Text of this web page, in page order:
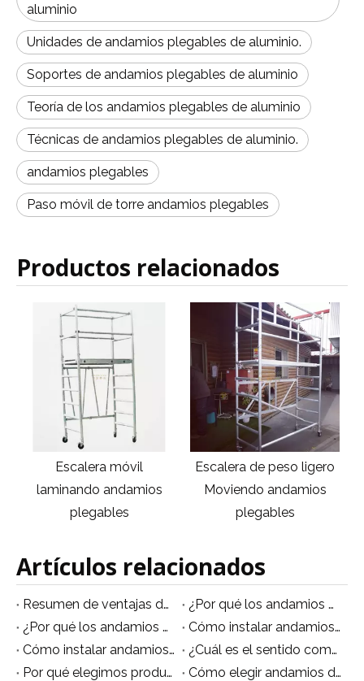
aluminio
Unidades de andamios plegables de aluminio.
Soportes de andamios plegables de aluminio
Teoría de los andamios plegables de aluminio
Técnicas de andamios plegables de aluminio.
andamios plegables
Paso móvil de torre andamios plegables
Productos relacionados
Escalera de peso ligero
Moviendo andamios
plegables
Tablero de madera
escalera móvil andamios
plegables
Artículos relacionados
Resumen de ventajas del andamio móvil de aluminio
¿Por qué los andamios de aluminio son multifuncionales?
¿Por qué los andamios de aluminio se están volviendo populares?
Cómo instalar andamios de aluminio no estándar
Cómo instalar andamios de aluminio de forma segura.
¿Cuál es el sentido común para el uso de andamios de aluminio?
Por qué elegimos producir andamios de aluminio
Cómo elegir andamios de aluminio